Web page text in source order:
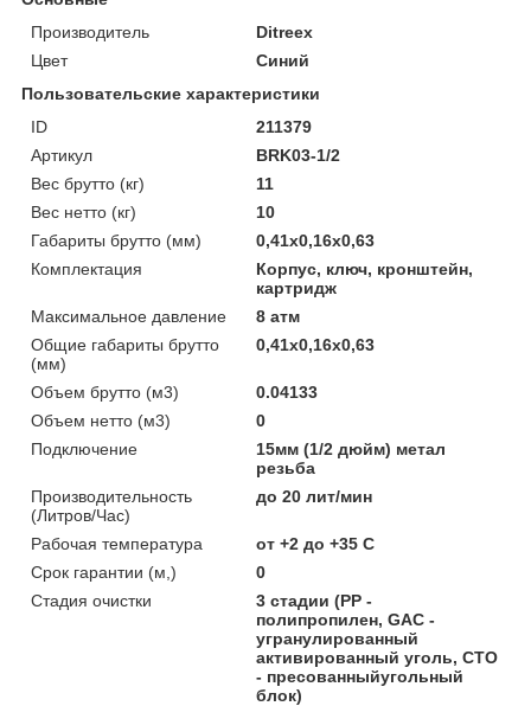
Производитель
Ditreex
Цвет
Синий
Пользовательские характеристики
ID
211379
Артикул
BRK03-1/2
Вес брутто (кг)
11
Вес нетто (кг)
10
Габариты брутто (мм)
0,41x0,16x0,63
Комплектация
Корпус, ключ, кронштейн,
картридж
Максимальное давление
8 атм
Общие габариты брутто
(мм)
0,41x0,16x0,63
Объем брутто (м3)
0.04133
Объем нетто (м3)
0
Подключение
15мм (1/2 дюйм) метал
резьба
Производительность
(Литров/Час)
до 20 лит/мин
Рабочая температура
от +2 до +35 С
Срок гарантии (м,)
0
Стадия очистки
3 стадии (PP -
полипропилен, GAC -
угранулированный
активированный уголь, CTO
- пресованныйугольный
блок)